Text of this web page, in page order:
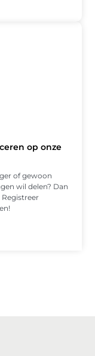
op onze
of gewoon
wil delen? Dan